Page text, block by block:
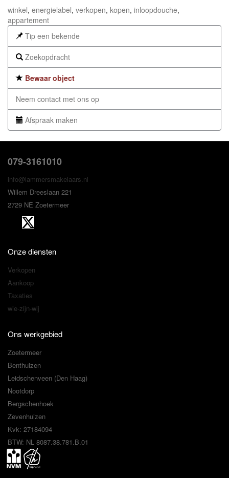
winkel, energielabel, verkopen, kopen, inloopdouche,
appartement
Tip een bekende
Zoekopdracht
Bewaar object
Neem contact met ons op
Afspraak maken
079-3161010
info@lammersmakelaars.nl
Willem Dreeslaan 221
2729 NE Zoetermeer
Onze diensten
Verkopen
Aankoop
Taxaties
wie-zijn-wij
Ons werkgebied
Zoetermeer
Benthuizen
Leidschenveen (Den Haag)
Nootdorp
Bergschenhoek
Zevenhuizen
Kvk: 27184094
BTW: NL 8087.38.781.B.01